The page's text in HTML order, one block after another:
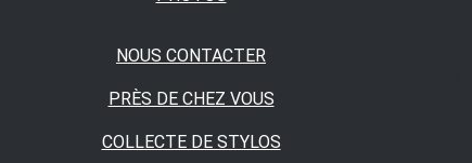
NOUS CONTACTER
PRÈS DE CHEZ VOUS
COLLECTE DE STYLOS